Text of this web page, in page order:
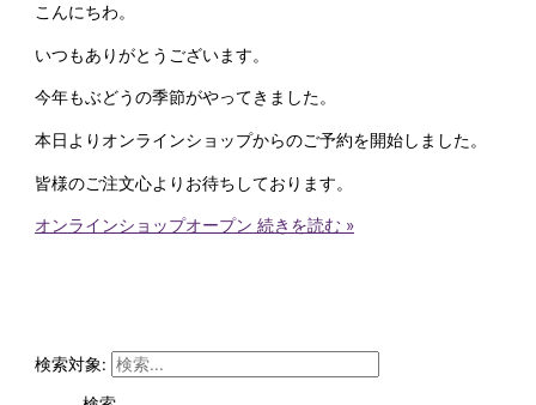
こんにちわ。
いつもありがとうございます。
今年もぶどうの季節がやってきました。
本日よりオンラインショップからのご予約を開始しました。
皆様のご注文心よりお待ちしております。
オンラインショップオープン 続きを読む »
検索対象: